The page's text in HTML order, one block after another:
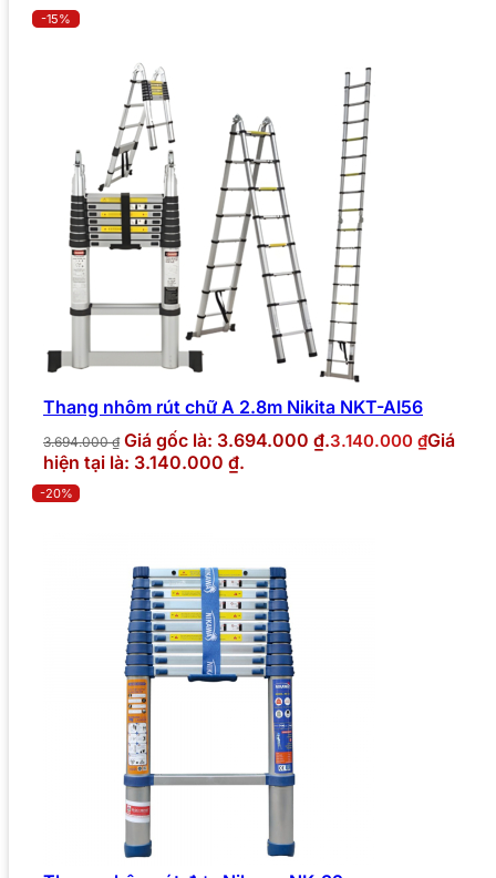
-15%
Thang nhôm rút chữ A 2.8m Nikita NKT-AI56
3.694.000₫ Giá gốc là: 3.694.000 ₫.3.140.000 ₫Giá
hiện tại là: 3.140.000 ₫.
-20%